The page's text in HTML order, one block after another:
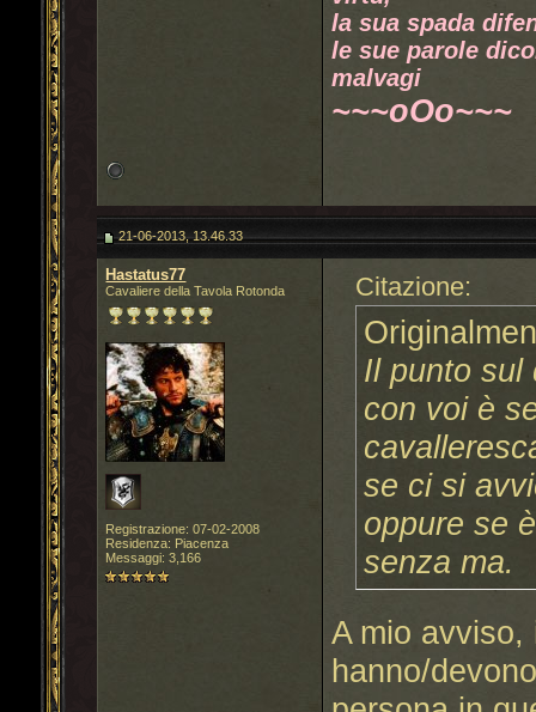
la sua spada
le sue parole
malvagi
~~~oOo~~~
21-06-2013, 13.46.33
Hastatus77
Cavaliere della Tavola Rotonda
Registrazione: 07-02-2008
Residenza: Piacenza
Messaggi: 3,166
Citazione:
Il punto sul
con voi è
se ci si
oppure se
senza ma.
A mio
hanno/